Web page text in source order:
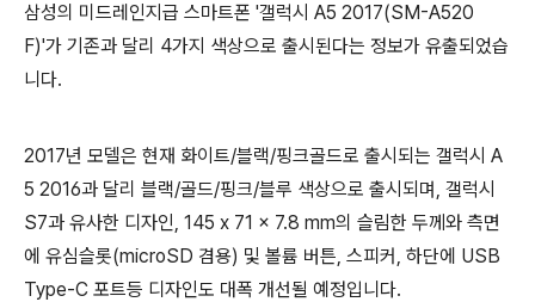
삼성의 미드레인지급 스마트폰 '갤럭시 A5 2017(SM-A520
F)'가 기존과 달리 4가지 색상으로 출시된다는 정보가 유출되었습
니다.
2017년 모델은 현재 화이트/블랙/핑크골드로 출시되는 갤럭시 A
5 2016과 달리 블랙/골드/핑크/블루 색상으로 출시되며, 갤럭시
S7과 유사한 디자인, 145 x 71 x 7.8 mm의 슬림한 두께와 측면
에 유심슬롯(microSD 겸용) 및 볼륨 버튼, 스피커, 하단에 USB
Type-C 포트등 디자인도 대폭 개선될 예정입니다.